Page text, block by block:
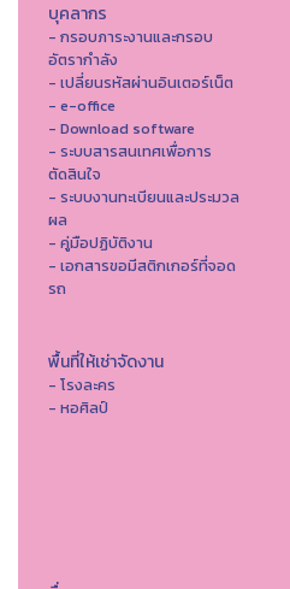
บุคลากร
- กรอบภาระงานและกรอบ
อัตรากำลัง
- เปลี่ยนรหัสผ่านอินเตอร์เน็ต
- e-office
- Download software
- ระบบสารสนเทศเพื่อการ
ตัดสินใจ
- ระบบงานทะเบียนและประมวล
ผล
- คู่มือปฏิบัติงาน
- เอกสารขอมีสติกเกอร์ที่จอด
รถ
พื้นที่ให้เช่าจัดงาน
- โรงละคร
- หอศิลป์